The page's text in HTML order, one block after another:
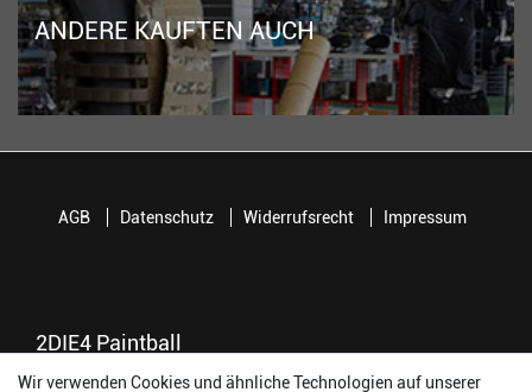
ANDERE KAUFTEN AUCH
2DIE4 Paintball
56457 Westerburg
AGB Datenschutz Widerrufsrecht Impressum
Wir verwenden Cookies und ähnliche Technologien auf unserer